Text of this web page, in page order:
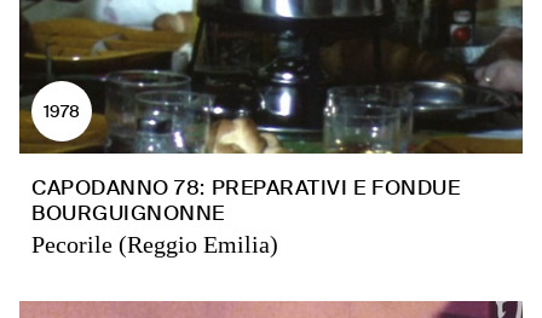
1978
CAPODANNO 78: PREPARATIVI E FONDUE
BOURGUIGNONNE
Pecorile (Reggio Emilia)